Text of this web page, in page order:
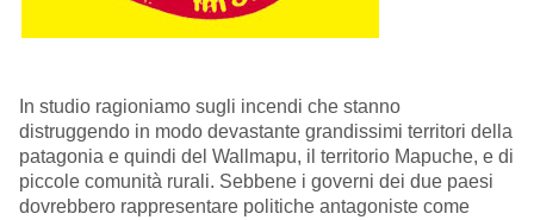
In studio ragioniamo sugli incendi che stanno
distruggendo in modo devastante grandissimi territori della
patagonia e quindi del Wallmapu, il territorio Mapuche, e di
piccole comunità rurali. Sebbene i governi dei due paesi
dovrebbero rappresentare politiche antagoniste come